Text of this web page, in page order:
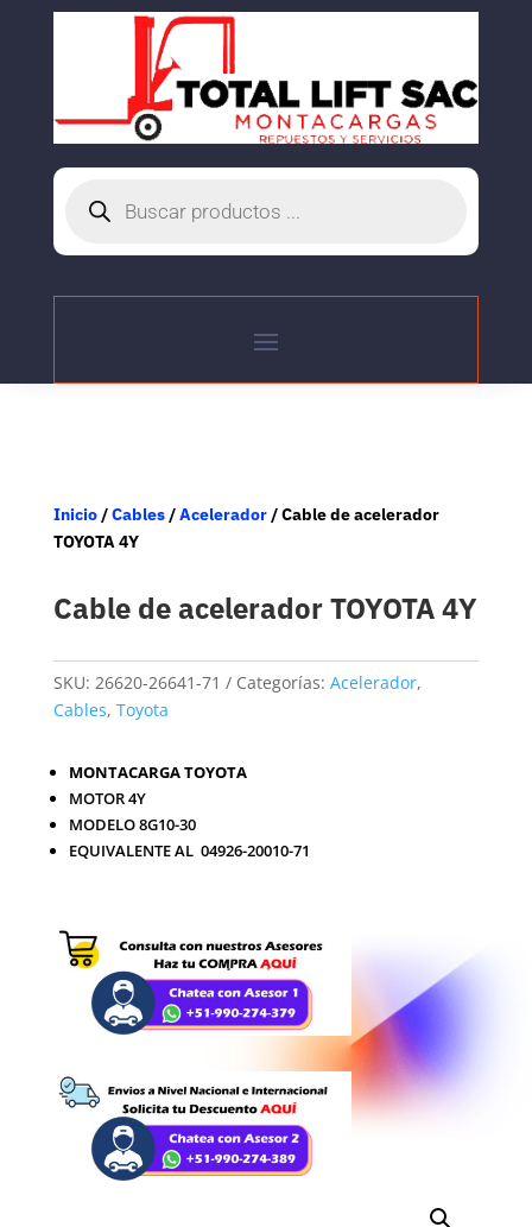
productos
Inicio/Cables/Acelerador/ Cable de acelerador
TOYOTA 4Y
Cable de acelerador TOYOTA 4Y
SKU: 26620-26641-71 Categorías: Acelerador,
Cables, Toyota
MONTACARGA TOYOTA
MOTOR 4Y
MODELO 8G10-30
EQUIVALENTE AL 04926-20010-71